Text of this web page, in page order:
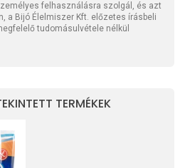
felhasználásra szolgál, és azt
a Bijó Élelmiszer Kft. előzetes írásbeli
tudomásulvétele nélkül
TERMÉKEK